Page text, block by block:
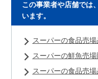
この事業者や店舗では
います。
スーパーの食品売
スーパーの鮮魚売
スーパーの食品売